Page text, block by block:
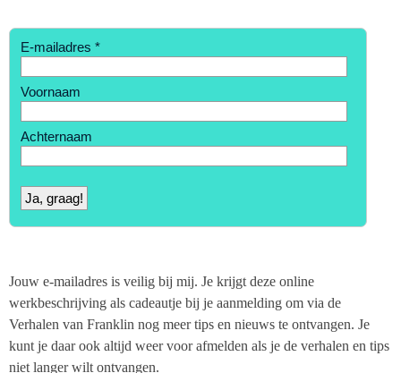
Jouw e-mailadres is veilig bij mij. Je krijgt deze online
werkbeschrijving als cadeautje bij je aanmelding om via de
Verhalen van Franklin nog meer tips en nieuws te ontvangen. Je
kunt je daar ook altijd weer voor afmelden als je de verhalen en tips
niet langer wilt ontvangen.